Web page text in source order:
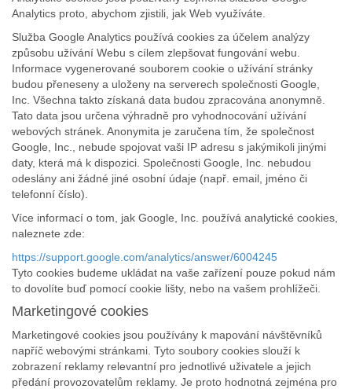
Analytics proto, abychom zjistili, jak Web využíváte.
Služba Google Analytics používá cookies za účelem analýzy
způsobu užívání Webu s cílem zlepšovat fungování webu.
Informace vygenerované souborem cookie o užívání stránky
budou přeneseny a uloženy na serverech společnosti Google,
Inc. Všechna takto získaná data budou zpracována anonymně.
Tato data jsou určena výhradně pro vyhodnocování užívání
webových stránek. Anonymita je zaručena tím, že společnost
Google, Inc., nebude spojovat vaši IP adresu s jakýmikoli jinými
daty, která má k dispozici. Společnosti Google, Inc. nebudou
odeslány ani žádné jiné osobní údaje (např. email, jméno či
telefonní číslo).
Více informací o tom, jak Google, Inc. používá analytické cookies,
naleznete zde:
https://support.google.com/analytics/answer/6004245
Tyto cookies budeme ukládat na vaše zařízení pouze pokud nám
to dovolíte buď pomocí cookie lišty, nebo na vašem prohlížeči.
Marketingové cookies
Marketingové cookies jsou používány k mapování návštěvníků
napříč webovými stránkami. Tyto soubory cookies slouží k
zobrazení reklamy relevantní pro jednotlivé uživatele a jejich
předání provozovatelům reklamy. Je proto hodnotná zejména pro